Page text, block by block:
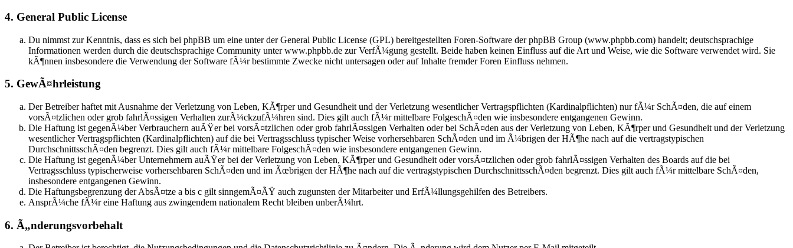
4. General Public License
Du nimmst zur Kenntnis, dass es sich bei phpBB um eine unter der General Public License (GPL) bereitgestellten Foren-Software der phpBB Group (www.phpbb.com) handelt; deutschsprachige
Informationen werden durch die deutschsprachige Community unter www.phpbb.de zur VerfÃ¼gung gestellt. Beide haben keinen Einfluss auf die Art und Weise, wie die Software verwendet wird. Sie
kÃ¶nnen insbesondere die Verwendung der Software fÃ¼r bestimmte Zwecke nicht untersagen oder auf Inhalte fremder Foren Einfluss nehmen.
5. GewÃ¤hrleistung
Der Betreiber haftet mit Ausnahme der Verletzung von Leben, KÃ¶rper und Gesundheit und der Verletzung wesentlicher Vertragspflichten (Kardinalpflichten) nur fÃ¼r SchÃ¤den, die auf einem
vorsÃ¤tzlichen oder grob fahrlÃ¤ssigen Verhalten zurÃ¼ckzufÃ¼hren sind. Dies gilt auch fÃ¼r mittelbare FolgeschÃ¤den wie insbesondere entgangenen Gewinn.
Die Haftung ist gegenÃ¼ber Verbrauchern auÃŸer bei vorsÃ¤tzlichen oder grob fahrlÃ¤ssigen Verhalten oder bei SchÃ¤den aus der Verletzung von Leben, KÃ¶rper und Gesundheit und der Verletzung
wesentlicher Vertragspflichten (Kardinalpflichten) auf die bei Vertragsschluss typischer Weise vorhersehbaren SchÃ¤den und im Ã¼brigen der HÃ¶he nach auf die vertragstypischen
DurchschnittsschÃ¤den begrenzt. Dies gilt auch fÃ¼r mittelbare FolgeschÃ¤den wie insbesondere entgangenen Gewinn.
Die Haftung ist gegenÃ¼ber Unternehmern auÃŸer bei der Verletzung von Leben, KÃ¶rper und Gesundheit oder vorsÃ¤tzlichen oder grob fahrlÃ¤ssigen Verhalten des Boards auf die bei
Vertragsschluss typischerweise vorhersehbaren SchÃ¤den und im Ãœbrigen der HÃ¶he nach auf die vertragstypischen DurchschnittsschÃ¤den begrenzt. Dies gilt auch fÃ¼r mittelbare SchÃ¤den,
insbesondere entgangenen Gewinn.
Die Haftungsbegrenzung der AbsÃ¤tze a bis c gilt sinngemÃ¤ÃŸ auch zugunsten der Mitarbeiter und ErfÃ¼llungsgehilfen des Betreibers.
AnsprÃ¼che fÃ¼r eine Haftung aus zwingendem nationalem Recht bleiben unberÃ¼hrt.
6. Ã„nderungsvorbehalt